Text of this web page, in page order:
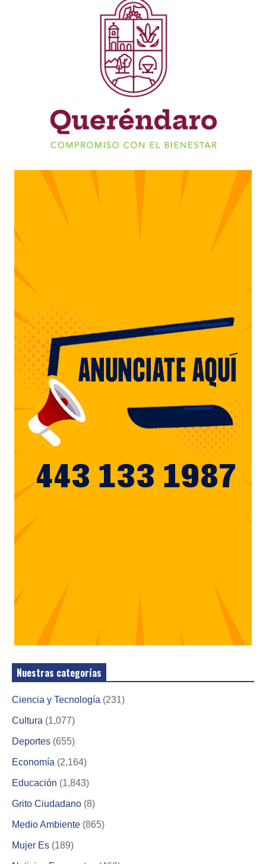
Nuestras categorías
Ciencia y Tecnología (231)
Cultura (1,077)
Deportes (655)
Economía (2,164)
Educación (1,843)
Grito Ciudadano (8)
Medio Ambiente (865)
Mujer Es (189)